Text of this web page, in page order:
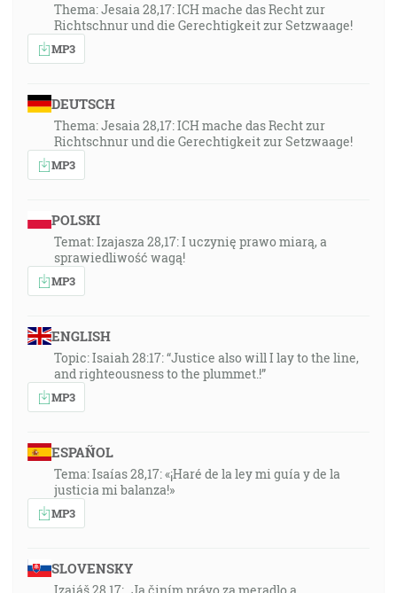
Thema: Jesaia 28,17: ICH mache das Recht zur
Richtschnur und die Gerechtigkeit zur Setzwaage!
MP3
DEUTSCH
Thema: Jesaia 28,17: ICH mache das Recht zur
Richtschnur und die Gerechtigkeit zur Setzwaage!
MP3
POLSKI
Temat: Izajasza 28,17: I uczynię prawo miarą, a
sprawiedliwość wagą!
MP3
ENGLISH
Topic: Isaiah 28:17: “Justice also will I lay to the line,
and righteousness to the plummet.!”
MP3
ESPAÑOL
Tema: Isaías 28,17: «¡Haré de la ley mi guía y de la
justicia mi balanza!»
MP3
SLOVENSKY